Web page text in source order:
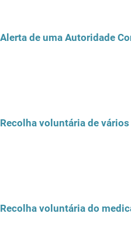
Recolha voluntária de
Recolha voluntária do